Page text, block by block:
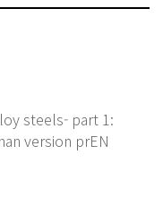
steels- part 1:
version prEN